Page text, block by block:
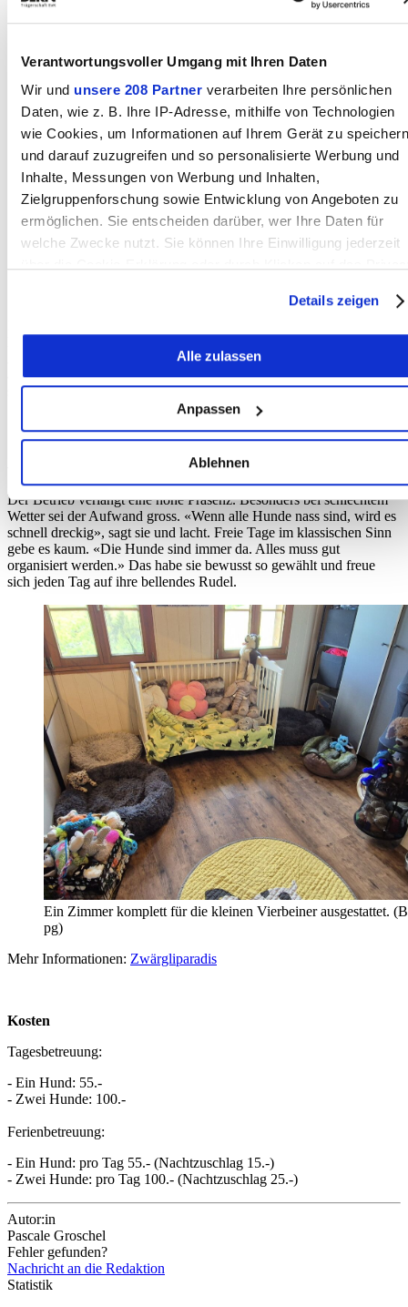
Verantwortungsvoller Umgang mit Ihren Daten
Wir und unsere 208 Partner verarbeiten Ihre persönlichen
Daten, wie z. B. Ihre IP-Adresse, mithilfe von Technologien
wie Cookies, um Informationen auf Ihrem Gerät zu speichern
und darauf zuzugreifen und so personalisierte Werbung und
Inhalte, Messungen von Werbung und Inhalten,
Zielgruppenforschung sowie Entwicklung von Angeboten zu
ermöglichen. Sie entscheiden darüber, wer Ihre Daten für
welche Zwecke nutzt. Sie können Ihre Einwilligung jederzeit
Informationen über Ihre geografische Lage erfassen,
welche bis auf einige Meter genau sein können
Merkmalen (Fingerprinting) identifizieren
Erfahren Sie mehr darüber, wie Ihre persönlichen Daten
verarbeitet werden, und legen Sie Ihre Präferenzen im
Abschnitt Einzelheitenfest.
Wir verwenden Cookies, um Inhalte und Anzeigen zu
personalisieren, Funktionen für soziale Medien anbieten zu
können und die Zugriffe auf unsere Website zu analysieren.
unserer Website an unsere Partner für soziale Medien,
Werbung und Analysen weiter. Unsere Partner führen diese
Informationen möglicherweise mit weiteren Daten
die Sie ihnen bereitgestellt haben oder die sie im Rahmen
Ihrer Nutzung der Dienste gesammelt haben.
Details zeigen
Alle zulassen
Anpassen
Ablehnen
Abtrennungen gehören dazu. Trotzdem laufe vieles unkompliziert
ab. «Eigentlich verstehen sich die Hunde meistens sehr gut», sagt
sie.
Alltag ohne freie Tage
Der Betrieb verlangt eine hohe Präsenz. Besonders bei schlechtem
Wetter sei der Aufwand gross. «Wenn alle Hunde nass sind, wird es
schnell dreckig», sagt sie und lacht. Freie Tage im klassischen Sinn
gebe es kaum. «Die Hunde sind immer da. Alles muss gut
organisiert werden.» Das habe sie bewusst so gewählt und freue
sich jeden Tag auf ihre bellendes Rudel.
Ein Zimmer komplett für die kleinen Vierbeiner ausgestattet.
pg)
Mehr Informationen: Zwärgliparadis
Kosten
Tagesbetreuung:
- Ein Hund: 55.-
- Zwei Hunde: 100.-
Ferienbetreuung:
- Ein Hund: pro Tag 55.- (Nachtzuschlag 15.-)
- Zwei Hunde: pro Tag 100.- (Nachtzuschlag 25.-)
Autor:in
Pascale Groschel
Fehler gefunden?
Nachricht an die Redaktion
Statistik